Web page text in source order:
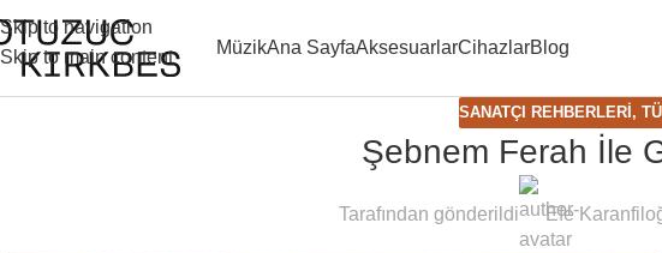
Skip to navigation
Skip to main content
MüzikAna SayfaAksesuarlarCihazlarBlog
SANATÇI REHBERLERI ,
Şebnem Ferah İle
Tarafından gönderildi Efe